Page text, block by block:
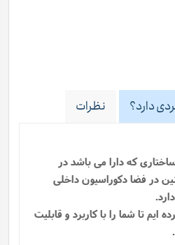
دارد؟ نظرات
که دارا می باشد در
در فضا دکوراسیون داخلی
تا شما را با کاربرد و قابلیت